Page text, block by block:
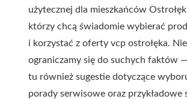
użytecznej dla mieszkańców
którzy chcą świadomie wybierać
i korzystać z oferty vcp ostrołęka. Nie
ograniczamy się do suchych faktów
tu również sugestie dotyczące
porady serwisowe oraz przykładowe